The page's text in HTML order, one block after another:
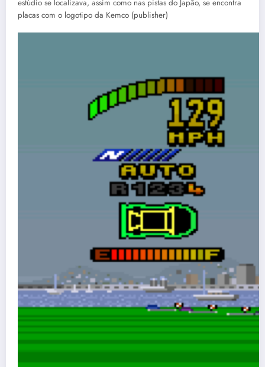
estúdio se localizava, assim como nas pistas do Japão, se encontra
placas com o logotipo da Kemco (publisher)